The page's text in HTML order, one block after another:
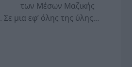
των Μέσων Μαζικής
μια εφ’ όλης της ύλης